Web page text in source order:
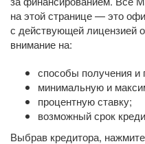
на этой странице — это
с действующей лицензией
внимание на:
способы получения и
минимальную и
процентную ставку;
возможный срок
Выбрав кредитора,